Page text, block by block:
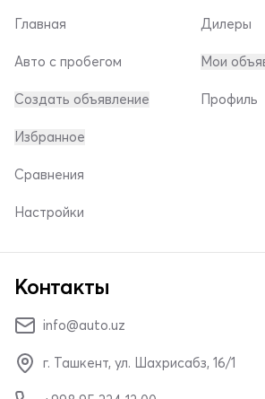
Главная
Авто с пробегом
Создать объявление
Дилеры
Мои
Профиль
Избранное
Сравнения
Настройки
Контакты
info@auto.uz
г. Ташкент, ул. Шахрисабз, 16/1